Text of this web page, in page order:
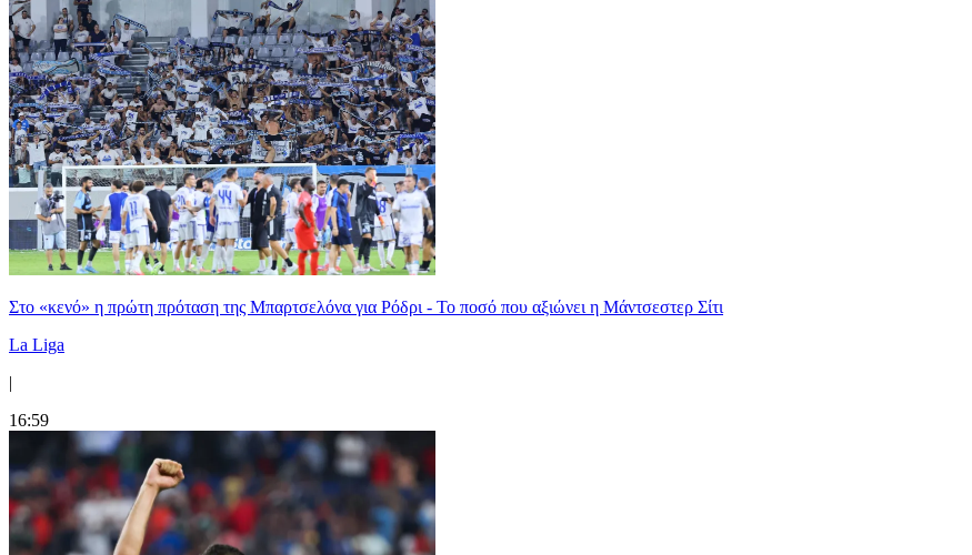
Στο «κενό» η πρώτη πρόταση της Μπαρτσελόνα για Ρόδρι - Το ποσό που αξιώνει η Μάντσεστερ Σίτι
La Liga
|
16:59